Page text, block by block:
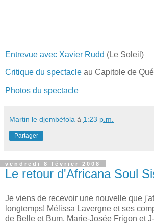
Entrevue avec Xavier Rudd (Le Soleil)
Critique du spectacle au Capitole de
Photos du spectacle
Martin le djembéfola à 1:23 p.m.
Partager
vendredi 8 février 2008
Le retour d'Africana Soul
Je viens de recevoir une nouvelle que
longtemps! Mélissa Lavergne et ses
de Belle et Bum, Marie-Josée Frigon et